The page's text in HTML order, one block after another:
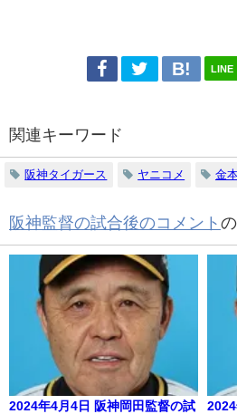
LINE
関連キーワード
阪神タイガース ヤニコメ 金
阪神監督の試合後のコメント
2024年4月4日 阪神岡田監督の試